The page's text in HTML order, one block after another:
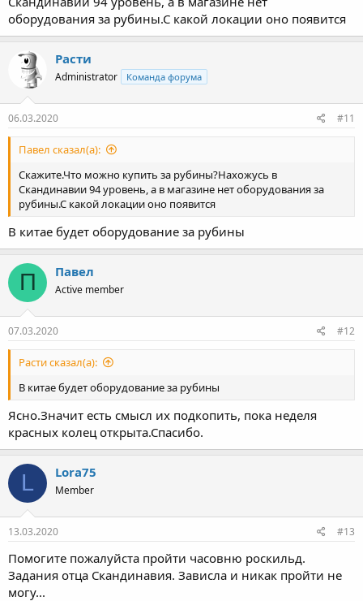
оборудования за рубины.С какой локации оно появится
Расти
Administrator Команда форума
06.03.2020 #11
Павел сказал(а):
Скажите.Что можно купить за рубины?Нахожусь в
Скандинавии 94 уровень, а в магазине нет оборудования за
рубины.С какой локации оно появится
В китае будет оборудование за рубины
П Павел
Active member
07.03.2020 #12
Расти сказал(а):
В китае будет оборудование за рубины
Ясно.Значит есть смысл их подкопить, пока неделя
красных колец открыта.Спасибо.
L Lora75
Member
13.03.2020 #13
Помогите пожалуйста пройти часовню роскильд.
Задания отца Скандинавия. Зависла и никак пройти не
могу...